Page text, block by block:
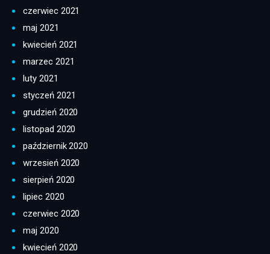
czerwiec 2021
maj 2021
kwiecień 2021
marzec 2021
luty 2021
styczeń 2021
grudzień 2020
listopad 2020
październik 2020
wrzesień 2020
sierpień 2020
lipiec 2020
czerwiec 2020
maj 2020
kwiecień 2020